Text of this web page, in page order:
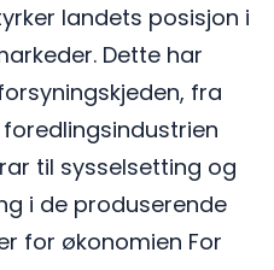
landets posisjon i
Dette har
fra
til sysselsetting og
i de produserende
for økonomien For